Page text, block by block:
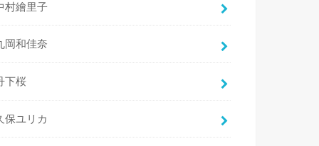
村繪里子
岡和佳奈
下桜
保ユリカ